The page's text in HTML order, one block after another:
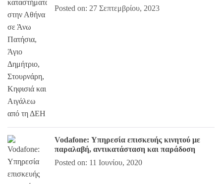
Posted on: 27 Σεπτεμβρίου, 2023
Vodafone: Υπηρεσία επισκευής κινητού με
παραλαβή, αντικατάσταση και παράδοση
Posted on: 11 Ιουνίου, 2020